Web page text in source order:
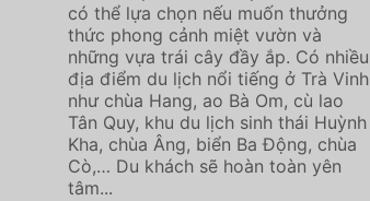
có thể lựa chọn nếu muốn thưởng
thức phong cảnh miệt vườn và
những vựa trái cây đầy ắp. Có nhiều
địa điểm du lịch nổi tiếng ở Trà Vinh
như chùa Hang, ao Bà Om, cù lao
Tân Quy, khu du lịch sinh thái Huỳnh
Kha, chùa Âng, biển Ba Động, chùa
Cò,… Du khách sẽ hoàn toàn yên
tâm...